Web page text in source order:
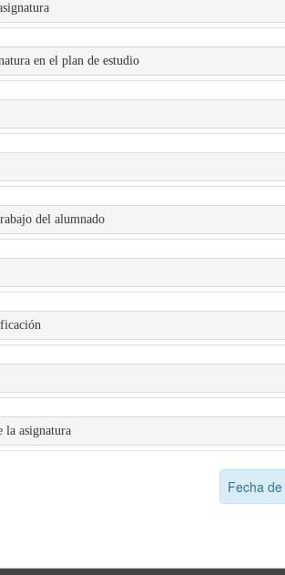
en el plan de estudio
del alumnado
la asignatura
Fecha